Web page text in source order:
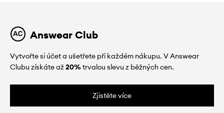
Answear Club
Vytvořte si účet a ušetřete při každém nákupu. V Answear
Clubu získáte až20%trvalou slevu z běžných cen.
Zjistěte více